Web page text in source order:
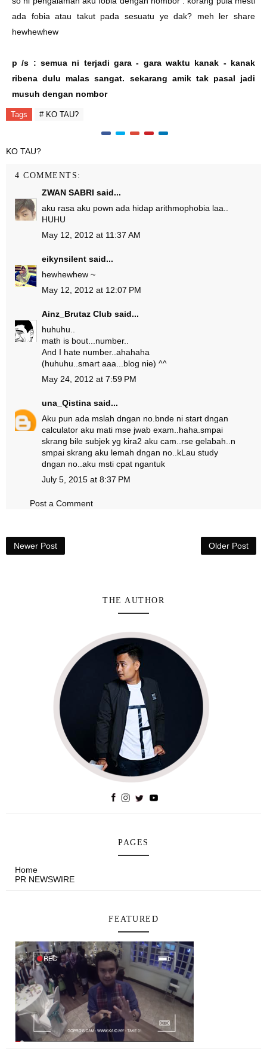
ada fobia atau takut pada sesuatu ye dak? meh ler share
hewhewhew
p /s : semua ni terjadi gara - gara waktu kanak - kanak
ribena dulu malas sangat. sekarang amik tak pasal jadi
musuh dengan nombor
Tags # KO TAU?
KO TAU?
4 COMMENTS:
ZWAN SABRI said...
aku rasa aku pown ada hidap arithmophobia laa..
HUHU
May 12, 2012 at 11:37 AM
eikynsilent said...
hewhewhew ~
May 12, 2012 at 12:07 PM
Ainz_Brutaz Club said...
huhuhu..
math is bout...number..
And I hate number..ahahaha
(huhuhu..smart aaa...blog nie) ^^
May 24, 2012 at 7:59 PM
una_Qistina said...
Aku pun ada mslah dngan no.bnde ni start dngan
calculator aku mati mse jwab exam..haha.smpai
skrang bile subjek yg kira2 aku cam..rse gelabah..n
smpai skrang aku lemah dngan no..kLau study
dngan no..aku msti cpat ngantuk
July 5, 2015 at 8:37 PM
Post a Comment
Newer Post Older Post
THE AUTHOR
PAGES
Home
PR NEWSWIRE
FEATURED